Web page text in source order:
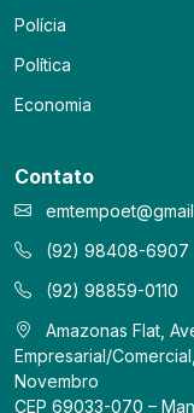
Polícia
Política
Economia
Contato
(92) 98408-6907
(92) 98859-0110
Amazonas Flat,
Empresarial/
Novembro
CEP 69033-070 –